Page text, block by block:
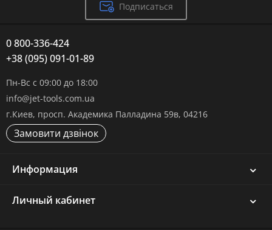
Подписаться
0 800-336-424
+38 (095) 091-01-89
Пн-Вс с 09:00 до 18:00
info@jet-tools.com.ua
г.Киев, просп. Академика Палладина 59в, 04216
Замовити дзвінок
Информация
Личный кабинет